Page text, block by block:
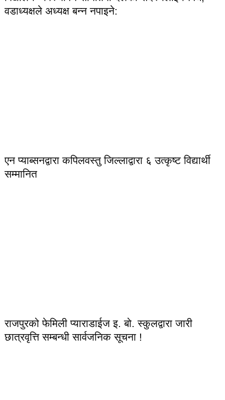
वडाध्यक्षले अध्यक्ष बन्न नपाइने:
एन प्याब्सनद्वारा कपिलवस्तु जिल्लाद्वारा ६ उत्कृष्ट विद्यार्थी
सम्मानित
राजपुरको फेमिली प्याराडाईज इ. बो. स्कुलद्वारा जारी
छात्रवृत्ति सम्बन्धी सार्वजनिक सूचना !